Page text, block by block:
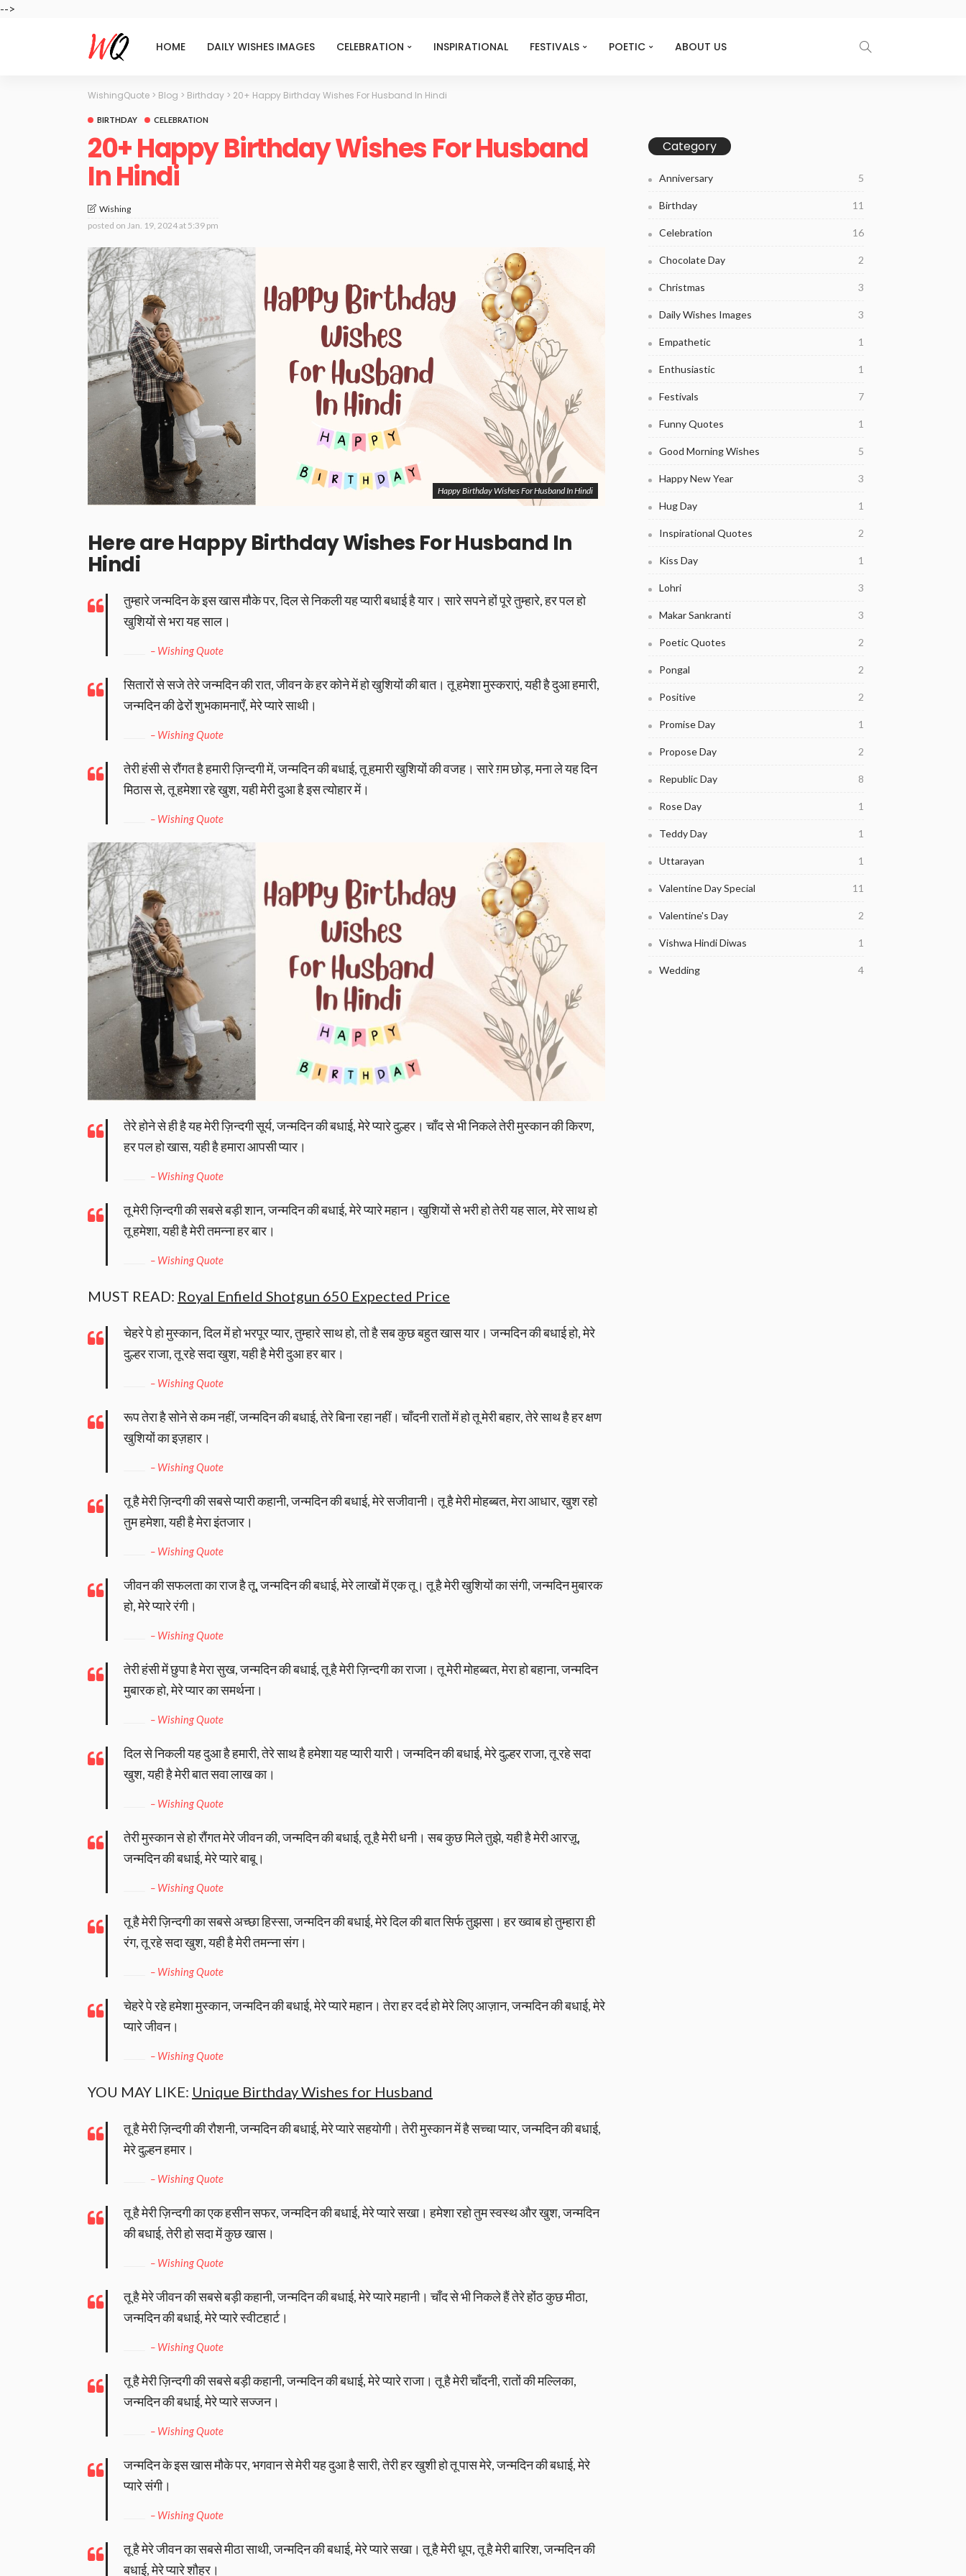
-->
HOME DAILY WISHES IMAGES CELEBRATION INSPIRATIONAL FESTIVALS POETIC ABOUT US
WishingQuote > Blog > Birthday > 20+ Happy Birthday Wishes For Husband In Hindi
BIRTHDAY CELEBRATION
20+ Happy Birthday Wishes For Husband
In Hindi
Wishing
posted on Jan. 19, 2024 at 5:39 pm
Happy Birthday Wishes For Husband In Hindi
Here are Happy Birthday Wishes For Husband In
Hindi
तुम्हारे जन्मदिन के इस खास मौके पर, दिल से निकली यह प्यारी बधाई है यार। सारे सपने हों पूरे तुम्हारे, हर पल हो
खुशियों से भरा यह साल।
– Wishing Quote
सितारों से सजे तेरे जन्मदिन की रात, जीवन के हर कोने में हो खुशियों की बात। तू हमेशा मुस्कराएं, यही है दुआ हमारी,
जन्मदिन की ढेरों शुभकामनाएँ, मेरे प्यारे साथी।
– Wishing Quote
तेरी हंसी से रौंगत है हमारी ज़िन्दगी में, जन्मदिन की बधाई, तू हमारी खुशियों की वजह। सारे ग़म छोड़, मना ले यह दिन
मिठास से, तू हमेशा रहे खुश, यही मेरी दुआ है इस त्योहार में।
– Wishing Quote
तेरे होने से ही है यह मेरी ज़िन्दगी सूर्य, जन्मदिन की बधाई, मेरे प्यारे दुल्हर। चाँद से भी निकले तेरी मुस्कान की किरण,
हर पल हो खास, यही है हमारा आपसी प्यार।
– Wishing Quote
तू मेरी ज़िन्दगी की सबसे बड़ी शान, जन्मदिन की बधाई, मेरे प्यारे महान। खुशियों से भरी हो तेरी यह साल, मेरे साथ हो
तू हमेशा, यही है मेरी तमन्ना हर बार।
– Wishing Quote
MUST READ: Royal Enfield Shotgun 650 Expected Price
चेहरे पे हो मुस्कान, दिल में हो भरपूर प्यार, तुम्हारे साथ हो, तो है सब कुछ बहुत खास यार। जन्मदिन की बधाई हो, मेरे
दुल्हर राजा, तू रहे सदा खुश, यही है मेरी दुआ हर बार।
– Wishing Quote
रूप तेरा है सोने से कम नहीं, जन्मदिन की बधाई, तेरे बिना रहा नहीं। चाँदनी रातों में हो तू मेरी बहार, तेरे साथ है हर क्षण
खुशियों का इज़हार।
– Wishing Quote
तू है मेरी ज़िन्दगी की सबसे प्यारी कहानी, जन्मदिन की बधाई, मेरे सजीवानी। तू है मेरी मोहब्बत, मेरा आधार, खुश रहो
तुम हमेशा, यही है मेरा इंतजार।
– Wishing Quote
जीवन की सफलता का राज है तू, जन्मदिन की बधाई, मेरे लाखों में एक तू। तू है मेरी खुशियों का संगी, जन्मदिन मुबारक
हो, मेरे प्यारे रंगी।
– Wishing Quote
तेरी हंसी में छुपा है मेरा सुख, जन्मदिन की बधाई, तू है मेरी ज़िन्दगी का राजा। तू मेरी मोहब्बत, मेरा हो बहाना, जन्मदिन
मुबारक हो, मेरे प्यार का समर्थना।
– Wishing Quote
दिल से निकली यह दुआ है हमारी, तेरे साथ है हमेशा यह प्यारी यारी। जन्मदिन की बधाई, मेरे दुल्हर राजा, तू रहे सदा
खुश, यही है मेरी बात सवा लाख का।
– Wishing Quote
तेरी मुस्कान से हो रौंगत मेरे जीवन की, जन्मदिन की बधाई, तू है मेरी धनी। सब कुछ मिले तुझे, यही है मेरी आरज़ू,
जन्मदिन की बधाई, मेरे प्यारे बाबू।
– Wishing Quote
तू है मेरी ज़िन्दगी का सबसे अच्छा हिस्सा, जन्मदिन की बधाई, मेरे दिल की बात सिर्फ तुझसा। हर ख्वाब हो तुम्हारा ही
रंग, तू रहे सदा खुश, यही है मेरी तमन्ना संग।
– Wishing Quote
चेहरे पे रहे हमेशा मुस्कान, जन्मदिन की बधाई, मेरे प्यारे महान। तेरा हर दर्द हो मेरे लिए आज़ान, जन्मदिन की बधाई, मेरे
प्यारे जीवन।
– Wishing Quote
YOU MAY LIKE: Unique Birthday Wishes for Husband
तू है मेरी ज़िन्दगी की रौशनी, जन्मदिन की बधाई, मेरे प्यारे सहयोगी। तेरी मुस्कान में है सच्चा प्यार, जन्मदिन की बधाई,
मेरे दुल्हन हमार।
– Wishing Quote
तू है मेरी ज़िन्दगी का एक हसीन सफर, जन्मदिन की बधाई, मेरे प्यारे सखा। हमेशा रहो तुम स्वस्थ और खुश, जन्मदिन
की बधाई, तेरी हो सदा में कुछ खास।
– Wishing Quote
तू है मेरे जीवन की सबसे बड़ी कहानी, जन्मदिन की बधाई, मेरे प्यारे महानी। चाँद से भी निकले हैं तेरे होंठ कुछ मीठा,
जन्मदिन की बधाई, मेरे प्यारे स्वीटहार्ट।
– Wishing Quote
तू है मेरी ज़िन्दगी की सबसे बड़ी कहानी, जन्मदिन की बधाई, मेरे प्यारे राजा। तू है मेरी चाँदनी, रातों की मल्लिका,
जन्मदिन की बधाई, मेरे प्यारे सज्जन।
– Wishing Quote
जन्मदिन के इस खास मौके पर, भगवान से मेरी यह दुआ है सारी, तेरी हर खुशी हो तू पास मेरे, जन्मदिन की बधाई, मेरे
प्यारे संगी।
– Wishing Quote
तू है मेरे जीवन का सबसे मीठा साथी, जन्मदिन की बधाई, मेरे प्यारे सखा। तू है मेरी धूप, तू है मेरी बारिश, जन्मदिन की
बधाई, मेरे प्यारे शौहर।
Category
Anniversary 5
Birthday 11
Celebration 16
Chocolate Day 2
Christmas 3
Daily Wishes Images 3
Empathetic 1
Enthusiastic 1
Festivals 7
Funny Quotes 1
Good Morning Wishes 5
Happy New Year 3
Hug Day 1
Inspirational Quotes 2
Kiss Day 1
Lohri 3
Makar Sankranti 3
Poetic Quotes 2
Pongal 2
Positive 2
Promise Day 1
Propose Day 2
Republic Day 8
Rose Day 1
Teddy Day 1
Uttarayan 1
Valentine Day Special 11
Valentine's Day 2
Vishwa Hindi Diwas 1
Wedding 4